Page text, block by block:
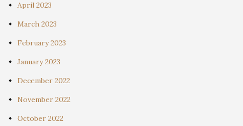
April 2023
March 2023
February 2023
January 2023
December 2022
November 2022
October 2022